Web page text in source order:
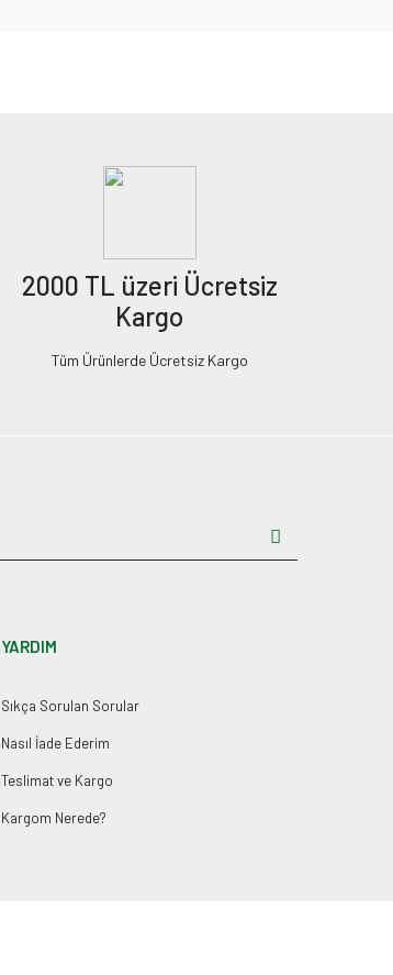
2000 TL üzeri Ücretsiz
Kargo
Tüm Ürünlerde Ücretsiz Kargo
YARDIM
Sıkça Sorulan Sorular
Nasıl İade Ederim
Teslimat ve Kargo
Kargom Nerede?